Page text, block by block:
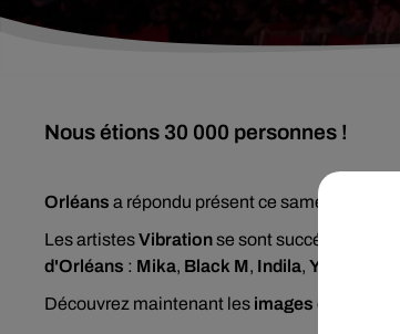
Nous étions 30 000 personnes !
Orléans a répondu présent ce samedi 28
Les artistesVibrationse sont succédés,
d'Orléans : Mika, Black M, Indila, Yannick
Découvrez maintenant les images de cette